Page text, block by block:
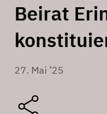
Beirat
27. Mai ’25